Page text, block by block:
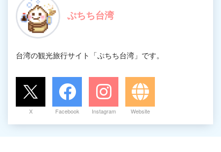
ぷちち台湾
台湾の観光旅行サイト「ぷちち台湾」です。
X Facebook Instagram Website